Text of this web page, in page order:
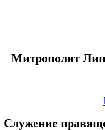
Митрополит
Служение